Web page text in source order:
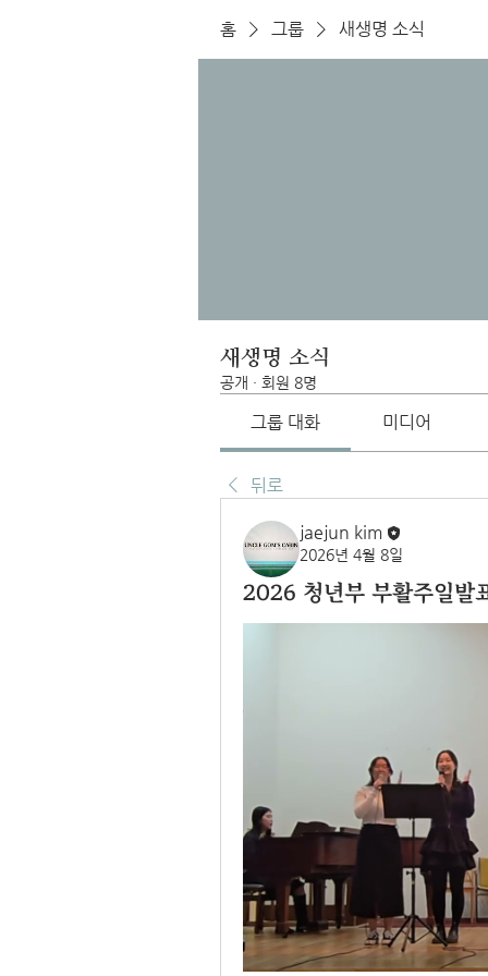
홈 그룹 새생명 소식
새생명 소식
공개 · 회원 8명
그룹 대화 미디어
뒤로
jaejun kim
2026년 4월 8일
2026 청년부